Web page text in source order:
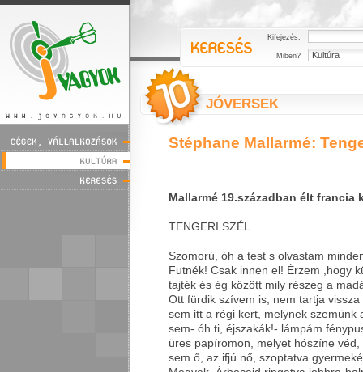
Kifejezés:
Miben?
JÓVERSEK
Stéphane Mallarmé:
Mallarmé 19.században élt francia
TENGERI SZÉL
Szomorú, óh a test s olvastam
Futnék! Csak innen el! Érzem ,hogy
tajték és ég között mily részeg a
Ott fürdik szívem is; nem tartja vissza
sem itt a régi kert, melynek szemünk
sem- óh ti, éjszakák!- lámpám
üres papíromon, melyet hószíne véd,
sem ő, az ifjú nő, szoptatva